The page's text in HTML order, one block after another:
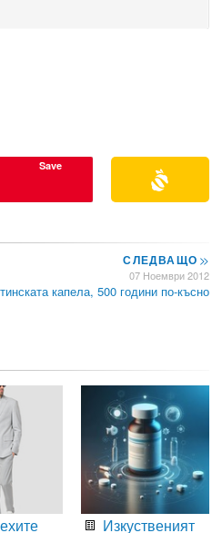
Save
СЛЕДВАЩО>>
07 Ноември 2012
капела, 500 години по-късно
Изкуственият